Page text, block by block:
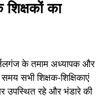
शिक्षकों का
के तमाम अध्यापक और
सभी शिक्षक-शिक्षिकाएं
उपस्थित रहे और भंडारे की